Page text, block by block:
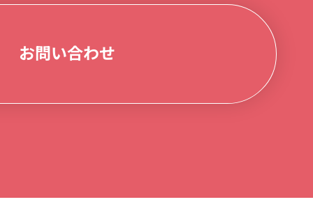
お問い合わせ